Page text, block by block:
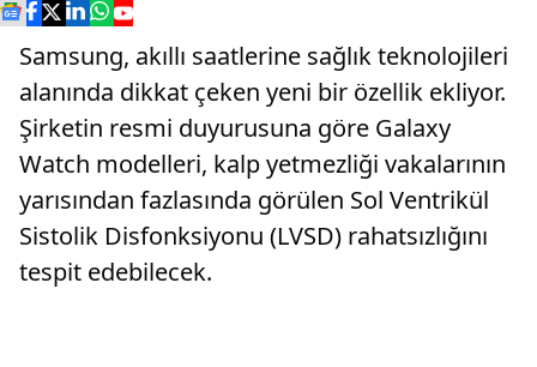
Samsung, akıllı saatlerine sağlık teknolojileri
alanında dikkat çeken yeni bir özellik ekliyor.
Şirketin resmi duyurusuna göre Galaxy
Watch modelleri, kalp yetmezliği vakalarının
yarısından fazlasında görülen Sol Ventrikül
Sistolik Disfonksiyonu (LVSD) rahatsızlığını
tespit edebilecek.